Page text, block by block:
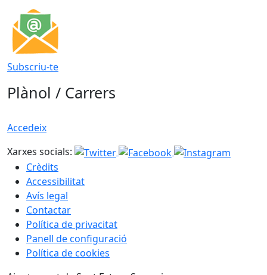
Subscriu-te
Plànol / Carrers
Accedeix
Xarxes socials:
Crèdits
Accessibilitat
Avís legal
Contactar
Política de privacitat
Panell de configuració
Política de cookies